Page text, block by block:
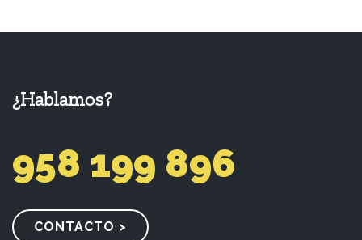
¿Hablamos?
958 199 896
CONTACTO >